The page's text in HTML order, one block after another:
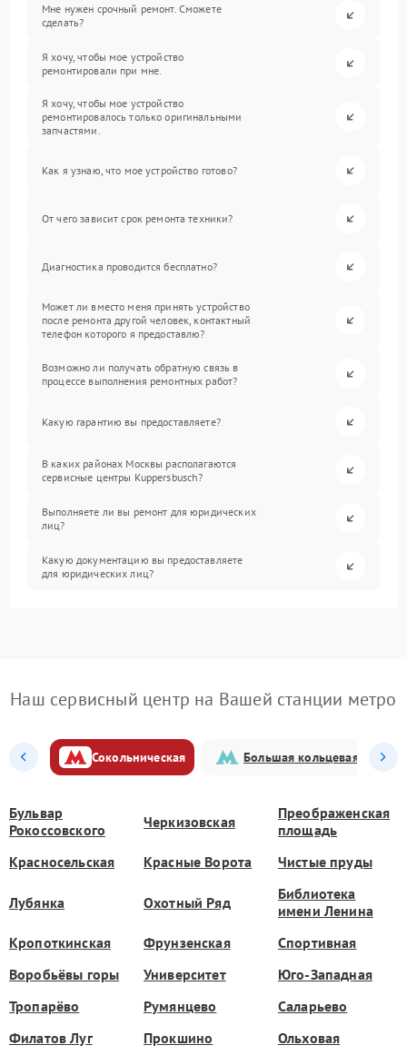
Мне нужен срочный ремонт. Сможете
сделать?
Я хочу, чтобы мое устройство
ремонтировали при мне.
Я хочу, чтобы мое устройство
ремонтировалось только оригинальными
запчастями.
Как я узнаю, что мое устройство готово?
От чего зависит срок ремонта техники?
Диагностика проводится бесплатно?
Может ли вместо меня принять устройство
после ремонта другой человек, контактный
телефон которого я предоставлю?
Возможно ли получать обратную связь в
процессе выполнения ремонтных работ?
Какую гарантию вы предоставляете?
В каких районах Москвы располагаются
сервисные центры Kuppersbusch?
Выполняете ли вы ремонт для юридических
лиц?
Какую документацию вы предоставляете
для юридических лиц?
Наш сервисный центр на Вашей станции метро
Сокольническая Большая кольцевая
Бульвар
Рокоссовского
Черкизовская
Преображенская
площадь
Красносельская
Красные Ворота Чистые пруды
Лубянка Охотный Ряд
Библиотека
имени Ленина
Кропоткинская
Фрунзенская
Спортивная
Воробьёвы горы
Университет
Юго-Западная
Тропарёво
Румянцево
Саларьево
Филатов Луг
Прокшино Ольховая